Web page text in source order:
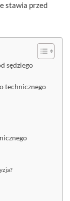
stawia przed
sędziego
technicznego